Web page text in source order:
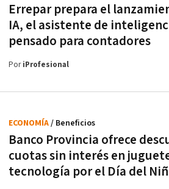
Errepar prepara el
IA, el asistente de
pensado para contadores
PoriProfesional
Banco Provincia ofrece
cuotas sin interés en
tecnología por el Día del
ECONOMÍA/ Beneficios